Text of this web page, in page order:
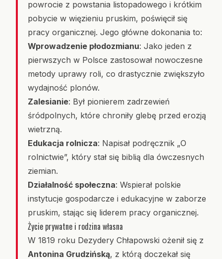
powrocie z powstania listopadowego i krótkim
pobycie w więzieniu pruskim, poświęcił się
pracy organicznej. Jego główne dokonania to:
Wprowadzenie płodozmianu: Jako jeden z
pierwszych w Polsce zastosował nowoczesne
metody uprawy roli, co drastycznie zwiększyło
wydajność plonów.
Zalesianie: Był pionierem zadrzewień
śródpolnych, które chroniły glebę przed erozją
wietrzną.
Edukacja rolnicza: Napisał podręcznik „O
rolnictwie”, który stał się biblią dla ówczesnych
ziemian.
Działalność społeczna: Wspierał polskie
instytucje gospodarcze i edukacyjne w zaborze
pruskim, stając się liderem pracy organicznej.
Życie prywatne i rodzina własna
W 1819 roku Dezydery Chłapowski ożenił się z
Antonina Grudzińską, z którą doczekał się